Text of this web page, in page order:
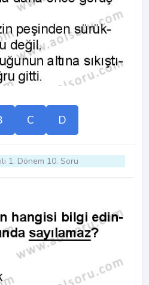
C D
1. Dönem 10. Soru